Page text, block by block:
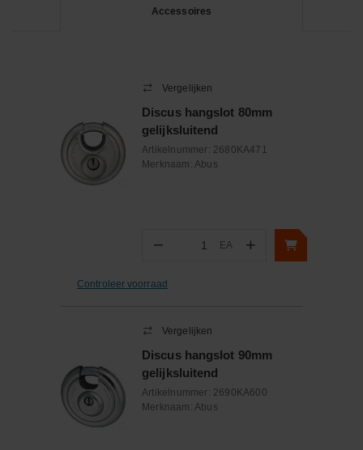
Accessoires
Vergelijken
Discus hangslot 80mm
gelijksluitend
Artikelnummer: 2680KA471
Merknaam: Abus
− Aantal
EA +
Controleer voorraad
Vergelijken
Discus hangslot 90mm
gelijksluitend
Artikelnummer: 2690KA600
Merknaam: Abus